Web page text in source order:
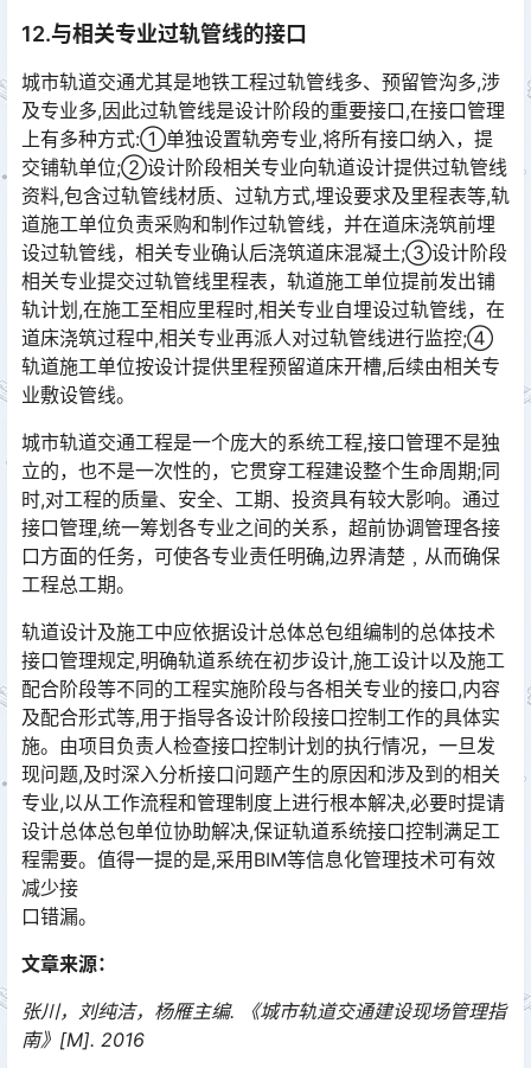
12.与相关专业过轨管线的接口
城市轨道交通尤其是地铁工程过轨管线多、预留管沟多,涉
及专业多,因此过轨管线是设计阶段的重要接口,在接口管理
上有多种方式:①单独设置轨旁专业,将所有接口纳入，提
交铺轨单位;②设计阶段相关专业向轨道设计提供过轨管线
资料,包含过轨管线材质、过轨方式,埋设要求及里程表等,轨
道施工单位负责采购和制作过轨管线，并在道床浇筑前埋
设过轨管线，相关专业确认后浇筑道床混凝土;③设计阶段
相关专业提交过轨管线里程表，轨道施工单位提前发出铺
轨计划,在施工至相应里程时,相关专业自埋设过轨管线，在
道床浇筑过程中,相关专业再派人对过轨管线进行监控;④
轨道施工单位按设计提供里程预留道床开槽,后续由相关专󠅅󠅃󠄵󠅂󠄪󠇖󠆨󠆨󠇕󠆞󠆒󠅬󠇘󠆭󠆘󠇙󠆝󠅵󠇗󠆭󠆁󠄐󠇗󠅹󠅸󠇖󠆍󠅳󠇖󠅹󠅰󠇖󠆌󠅹
业敷设管线。
城市轨道交通工程是一个庞大的系统工程,接口管理不是独
立的，也不是一次性的，它贯穿工程建设整个生命周期;同
时,对工程的质量、安全、工期、投资具有较大影响。通过
接口管理,统一筹划各专业之间的关系，超前协调管理各接
口方面的任务，可使各专业责任明确,边界清楚﹐从而确保
工程总工期。󠅅󠅃󠄵󠅂󠄪󠇖󠆨󠆨󠇕󠆞󠆒󠅬󠇘󠆭󠆘󠇙󠆝󠅵󠇗󠆭󠆁󠄐󠇗󠅹󠅸󠇖󠆍󠅳󠇖󠅹󠅰󠇖󠆌󠅹
轨道设计及施工中应依据设计总体总包组编制的总体技术
接口管理规定,明确轨道系统在初步设计,施工设计以及施工
配合阶段等不同的工程实施阶段与各相关专业的接口,内容
及配合形式等,用于指导各设计阶段接口控制工作的具体实
施。由项目负责人检查接口控制计划的执行情况，一旦发
现问题,及时深入分析接口问题产生的原因和涉及到的相关
专业,以从工作流程和管理制度上进行根本解决,必要时提请
设计总体总包单位协助解决,保证轨道系统接口控制满足工
程需要。值得一提的是,采用BIM等信息化管理技术可有效
减少接󠅅󠅃󠄵󠅂󠄪󠇖󠆨󠆨󠇕󠆞󠆒󠅬󠇘󠆭󠆘󠇙󠆝󠅵󠇗󠆭󠆁󠄐󠇗󠅹󠅸󠇖󠆍󠅳󠇖󠅹󠅰󠇖󠆌󠅹
口错漏。
文章来源：
张川，刘纯洁，杨雁主编. 《城市轨道交通建设现场管理指
南》[M]. 2016